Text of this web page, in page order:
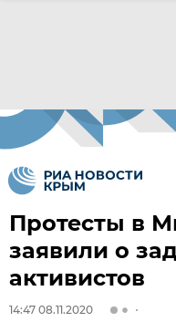
Протесты в
заявили о
активистов
14:47 08.11.2020